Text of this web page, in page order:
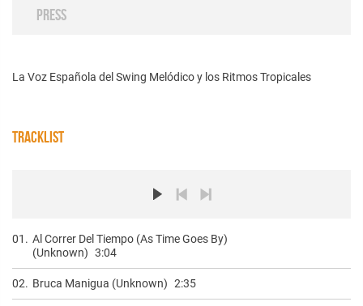
PRESS
La Voz Española del Swing Melódico y los Ritmos Tropicales
TRACKLIST
01. Al Correr Del Tiempo (As Time Goes By)
(Unknown) 3:04
02. Bruca Manigua (Unknown) 2:35